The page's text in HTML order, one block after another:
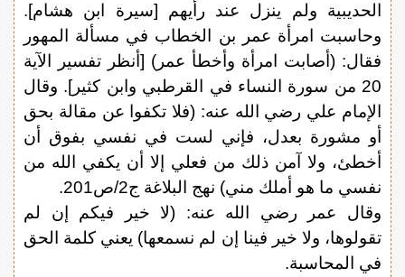
الحديبية ولم ينزل عند رأيهم [سيرة ابن هشام].
وحاسبت امرأة عمر بن الخطاب في مسألة المهور
فقال: (أصابت امرأة وأخطأ عمر) [أنظر تفسير الآية
20 من سورة النساء في القرطبي وابن كثير]. وقال
الإمام علي رضي الله عنه: (فلا تكفوا عن مقالة بحق
أو مشورة بعدل، فإني لست في نفسي بفوق أن
أخطئ، ولا آمن ذلك من فعلي إلا أن يكفي الله من
نفسي ما هو أملك مني) نهج البلاغة ج2/ص201.
وقال عمر رضي الله عنه: (لا خير فيكم إن لم
تقولوها، ولا خير فينا إن لم نسمعها) يعني كلمة الحق
في المحاسبة.